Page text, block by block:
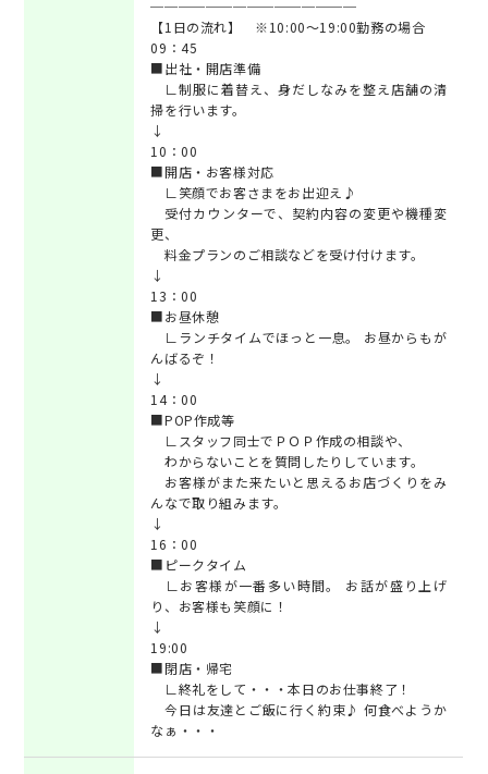
───────────────
【1日の流れ】 ※10:00～19:00勤務の場合
09：45
■出社・開店準備
∟制服に着替え、身だしなみを整え店舗の清
掃を行います。
↓
10：00
■開店・お客様対応
∟笑顔でお客さまをお出迎え♪
受付カウンターで、契約内容の変更や機種変
更、
料金プランのご相談などを受け付けます。
↓
13：00
■お昼休憩
∟ランチタイムでほっと一息。 お昼からもが
んばるぞ！
↓
14：00
■POP作成等
∟スタッフ同士でＰＯＰ作成の相談や、
わからないことを質問したりしています。
お客様がまた来たいと思えるお店づくりをみ
んなで取り組みます。
↓
16：00
■ピークタイム
∟お客様が一番多い時間。 お話が盛り上げ
り、お客様も笑顔に！
↓
19:00
■閉店・帰宅
∟終礼をして・・・本日のお仕事終了！
今日は友達とご飯に行く約束♪ 何食べようか
なぁ・・・